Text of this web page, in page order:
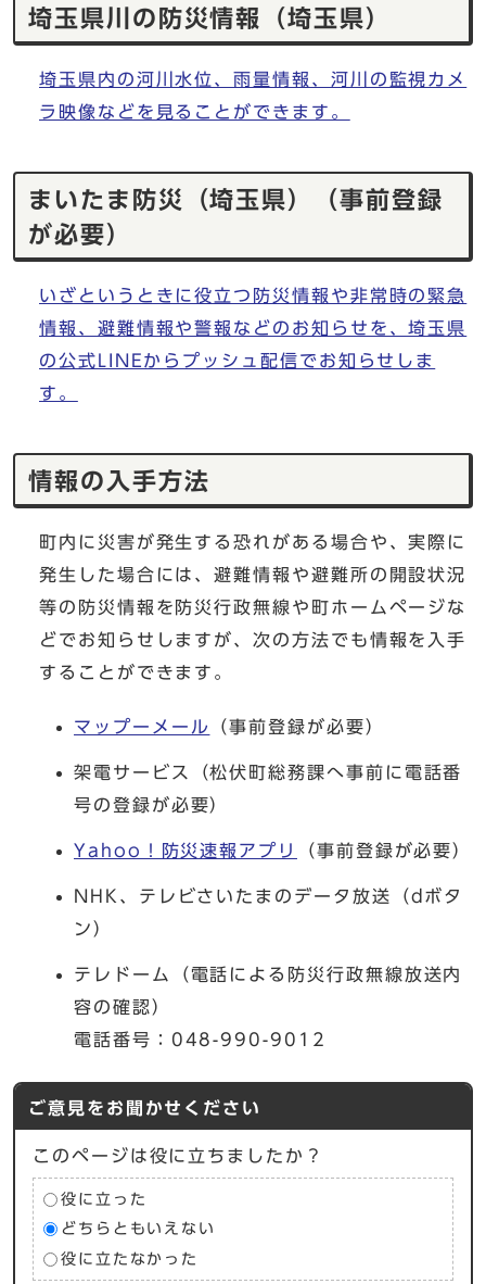
埼玉県川の防災情報（埼玉県）
埼玉県内の河川水位、雨量情報、河川の監視カメ
ラ映像などを見ることができます。
まいたま防災（埼玉県）（事前登録
が必要）
いざというときに役立つ防災情報や非常時の緊急
情報、避難情報や警報などのお知らせを、埼玉県
の公式LINEからプッシュ配信でお知らせしま
す。
情報の入手方法
町内に災害が発生する恐れがある場合や、実際に
発生した場合には、避難情報や避難所の開設状況
等の防災情報を防災行政無線や町ホームページな
どでお知らせしますが、次の方法でも情報を入手
することができます。
マップーメール （事前登録が必要）
架電サービス（松伏町総務課へ事前に電話番
号の登録が必要）
Yahoo！防災速報アプリ （事前登録が必要）
NHK、テレビさいたまのデータ放送（dボタ
ン）
テレドーム（電話による防災行政無線放送内
容の確認）
電話番号：048-990-9012
ご意見をお聞かせください
このページは役に立ちましたか？
役に立った
どちらともいえない
役に立たなかった